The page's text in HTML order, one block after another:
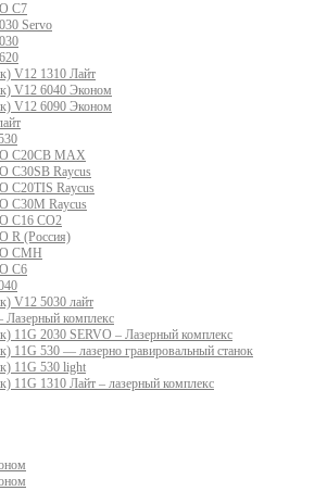
С7
Servo
V12 1310 Лайт
V12 6040 Эконом
V12 6090 Эконом
С20CB MAX
С30SB Raycus
C20TIS Raycus
С30M Raycus
С16 CO2
R (Россия)
CMH
С6
V12 5030 лайт
Лазерный комплекс
11G 2030 SERVO – Лазерный комплекс
11G 530 — лазерно гравировальный станок
11G 530 light
11G 1310 Лайт – лазерный комплекс